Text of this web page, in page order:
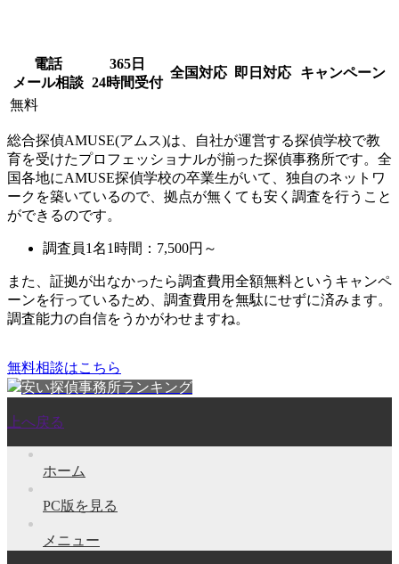
電話
メール相談
365日
24時間受付
全国対応 即日対応 キャンペーン
無料
総合探偵AMUSE(アムス)は、自社が運営する探偵学校で教
育を受けたプロフェッショナルが揃った探偵事務所です。全
国各地にAMUSE探偵学校の卒業生がいて、独自のネットワ
ークを築いているので、拠点が無くても安く調査を行うこと
ができるのです。
調査員1名1時間： 7,500円～
また、 証拠が出なかったら調査費用全額無料というキャンペ
ーンを行っているため、調査費用を無駄にせずに済みます。
調査能力の自信をうかがわせますね。
無料相談はこちら
安い探偵事務所ランキング
上へ戻る
ホーム
PC版を見る
メニュー